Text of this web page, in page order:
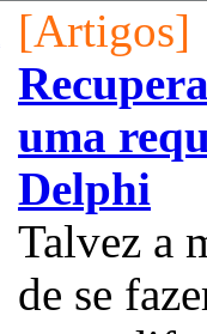
[Artigos]
uma
Delphi
Talvez a
de se